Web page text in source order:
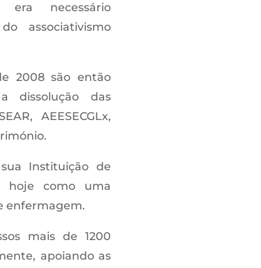
necessário
associativismo
2008 são então
dissolução das
AEESECGLx,
Instituição de
hoje como uma
enfermagem.
mais de 1200
apoiando as